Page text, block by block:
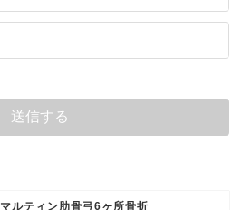
マルティン肋骨弓6ヶ所骨折